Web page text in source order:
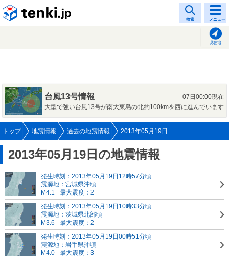
検索 メニュー
現在地
台風13号情報
07日00:00現在
大型で強い台風13号が南大東島の北約100kmを西に進んでいます
トップ 地震情報 過去の地震情報 2013年05月19日
2013年05月19日の地震情報
発生時刻：2013年05月19日12時57分頃
震源地：宮城県沖頃
M4.1
最大震度：2
発生時刻：2013年05月19日10時33分頃
震源地：茨城県北部頃
M3.6
最大震度：2
発生時刻：2013年05月19日00時51分頃
震源地：岩手県沖頃
M4.0
最大震度：3